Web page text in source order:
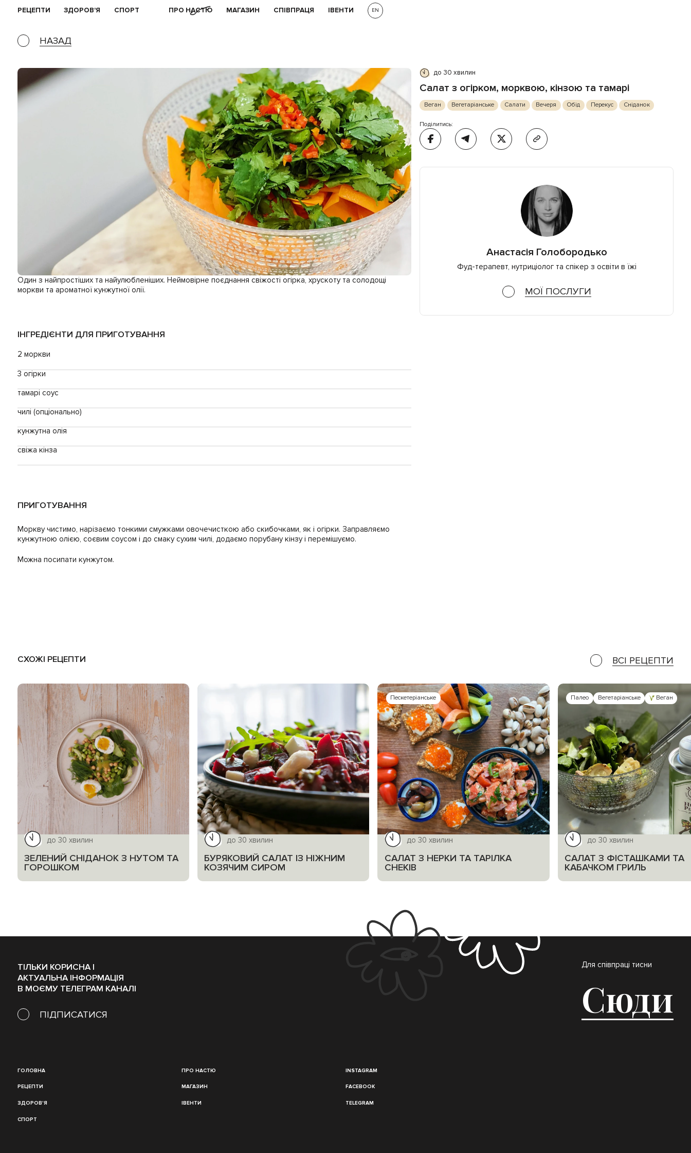
EN
РЕЦЕПТИ ЗДОРОВ'Я СПОРТ ПРО НАСТЮ МАГАЗИН СПІВПРАЦЯ ІВЕНТИ
НАЗАД
Один з найпростіших та найулюбленіших. Неймовірне поєднання свіжості огірка, хрускоту та солодощі
моркви та ароматної кунжутної олії.
ІНГРЕДІЄНТИ ДЛЯ ПРИГОТУВАННЯ
2 моркви
3 огірки
тамарі соус
чилі (опціонально)
кунжутна олія
свіжа кінза
ПРИГОТУВАННЯ
Моркву чистимо, нарізаємо тонкими смужками овочечисткою або скибочками, як і огірки. Заправляємо
кунжутною олією, соєвим соусом і до смаку сухим чилі, додаємо порубану кінзу і перемішуємо.
Можна посипати кунжутом.
до 30 хвилин
Салат з огірком, морквою, кінзою та тамарі
Веган Вегетаріанське Салати Вечеря Обід Перекус Сніданок
Поділитись:
Анастасія Голобородько
Фуд-терапевт, нутриціолог та спікер з освіти в їжі
МОЇ ПОСЛУГИ
СХОЖІ РЕЦЕПТИ ВСІ РЕЦЕПТИ
до 30 хвилин
ЗЕЛЕНИЙ СНІДАНОК З НУТОМ ТА
ГОРОШКОМ
до 30 хвилин
БУРЯКОВИЙ САЛАТ ІЗ НІЖНИМ
КОЗЯЧИМ СИРОМ
Пескетеріанське
до 30 хвилин
САЛАТ З НЕРКИ ТА ТАРІЛКА
СНЕКІВ
Палео Вегетаріанське Веган
до 30 хвилин
САЛАТ З ФІСТАШКАМИ ТА
КАБАЧКОМ ГРИЛЬ
ТІЛЬКИ КОРИСНА І
АКТУАЛЬНА ІНФОРМАЦІЯ
В МОЄМУ ТЕЛЕГРАМ КАНАЛІ
ПІДПИСАТИСЯ
Для співпраці тисни
Сюди
ГОЛОВНА
РЕЦЕПТИ
ЗДОРОВ'Я
СПОРТ
ПРО НАСТЮ
МАГАЗИН
ІВЕНТИ
INSTAGRAM
FACEBOOK
TELEGRAM